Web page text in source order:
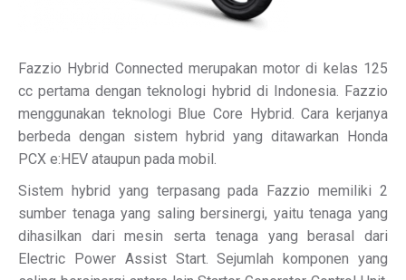
Fazzio Hybrid Connected merupakan motor di kelas 125
cc pertama dengan teknologi hybrid di Indonesia. Fazzio
menggunakan teknologi Blue Core Hybrid. Cara kerjanya
berbeda dengan sistem hybrid yang ditawarkan Honda
PCX e:HEV ataupun pada mobil.
Sistem hybrid yang terpasang pada Fazzio memiliki 2
sumber tenaga yang saling bersinergi, yaitu tenaga yang
dihasilkan dari mesin serta tenaga yang berasal dari
Electric Power Assist Start. Sejumlah komponen yang